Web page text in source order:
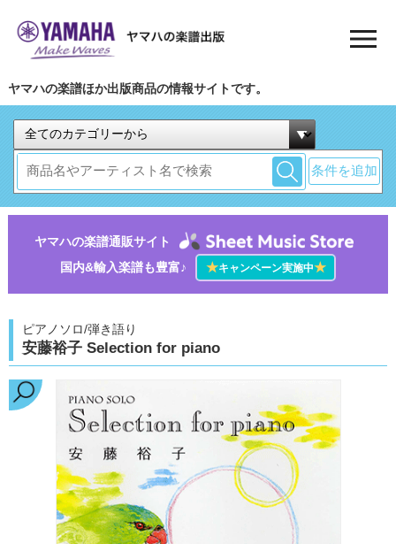
ヤマハの楽譜ほか出版商品の情報サイトです。
条件を追加
ヤマハの楽譜通販サイト
国内&輸入楽譜も豊富♪
★キャンペーン実施中★
ピアノソロ/弾き語り
安藤裕子 Selection for piano